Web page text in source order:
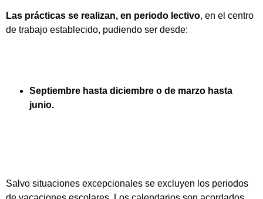
Las prácticas se realizan, en periodo lectivo, en el centro
de trabajo establecido, pudiendo ser desde:
Septiembre hasta diciembre o de marzo hasta
junio.
Salvo situaciones excepcionales se excluyen los periodos